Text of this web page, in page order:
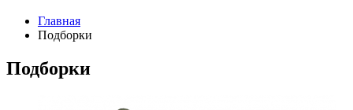
Главная
Подборки
Подборки